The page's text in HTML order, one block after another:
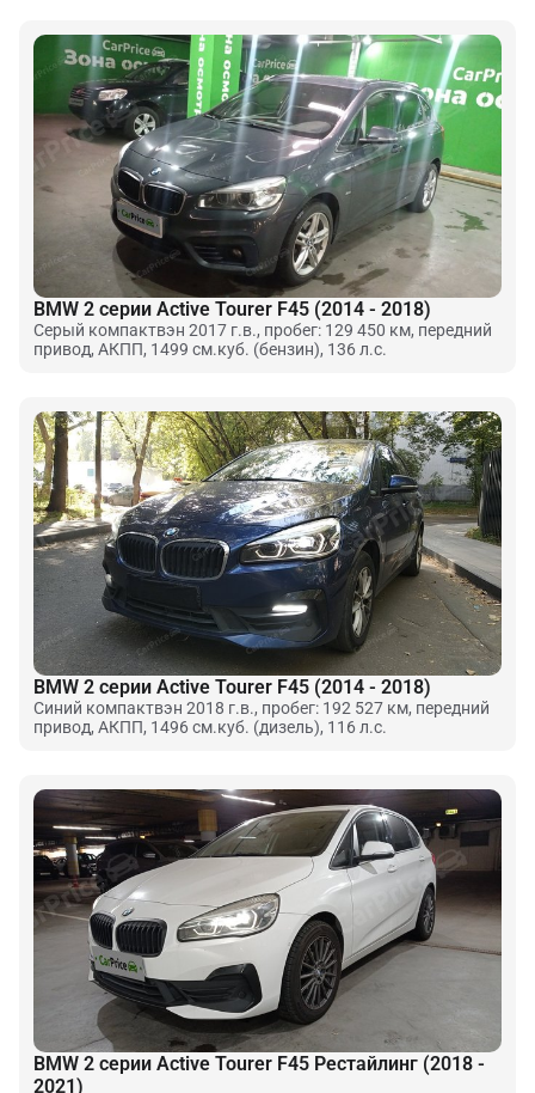
BMW 2 серии Active Tourer F45 (2014 - 2018)
Серый компактвэн 2017 г.в., пробег: 129 450 км, передний
привод, АКПП, 1499 см.куб. (бензин), 136 л.с.
BMW 2 серии Active Tourer F45 (2014 - 2018)
Синий компактвэн 2018 г.в., пробег: 192 527 км, передний
привод, АКПП, 1496 см.куб. (дизель), 116 л.с.
BMW 2 серии Active Tourer F45 Рестайлинг (2018 -
2021)